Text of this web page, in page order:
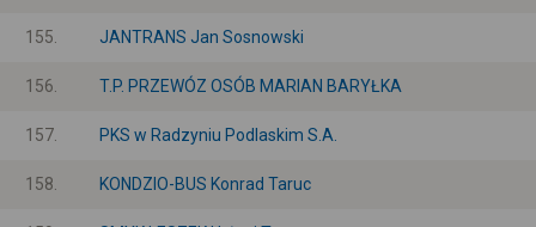
155. JANTRANS Jan Sosnowski
156. T.P. PRZEWÓZ OSÓB MARIAN BARYŁKA
157. PKS w Radzyniu Podlaskim S.A.
158. KONDZIO-BUS Konrad Taruc